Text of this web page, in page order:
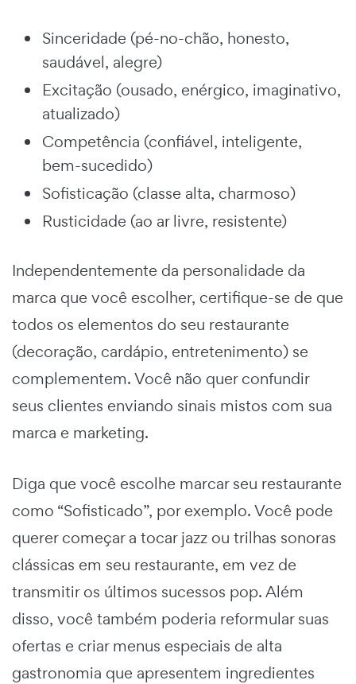
Sinceridade (pé-no-chão, honesto,
saudável, alegre)
Excitação (ousado, enérgico, imaginativo,
atualizado)
Competência (confiável, inteligente,
bem-sucedido)
Sofisticação (classe alta, charmoso)
Rusticidade (ao ar livre, resistente)
Independentemente da personalidade da
marca que você escolher, certifique-se de que
todos os elementos do seu restaurante
(decoração, cardápio, entretenimento) se
complementem. Você não quer confundir
seus clientes enviando sinais mistos com sua
marca e marketing.
Diga que você escolhe marcar seu restaurante
como “Sofisticado”, por exemplo. Você pode
querer começar a tocar jazz ou trilhas sonoras
clássicas em seu restaurante, em vez de
transmitir os últimos sucessos pop. Além
disso, você também poderia reformular suas
ofertas e criar menus especiais de alta
gastronomia que apresentem ingredientes